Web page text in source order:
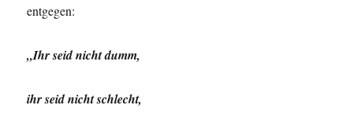
entgegen:
„Ihr seid nicht dumm,
ihr seid nicht schlecht,